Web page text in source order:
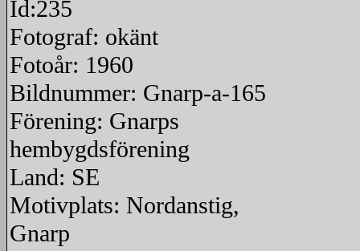
Id:235
Fotograf: okänt
Fotoår: 1960
Bildnummer: Gnarp-a-165
Förening: Gnarps
hembygdsförening
Land: SE
Motivplats: Nordanstig,
Gnarp